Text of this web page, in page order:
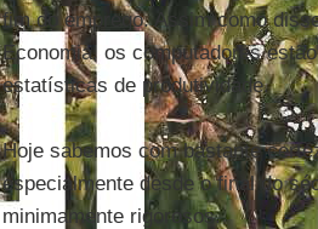
fim do emprego. Assim como
Economia, os computadores
estatísticas de produtividade.
Hoje sabemos com bastante
especialmente desde o final do
minimamente rigorosos.